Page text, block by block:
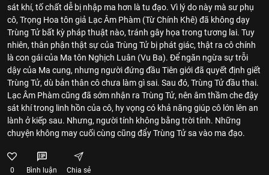
sát khí, tố chất dễ bị nhập ma hơn là tu đạo. Vì lý do này mà sư phụ
cô, Trọng Hoa tôn giả Lạc Âm Phàm (Từ Chính Khê) đã không dạy
Trùng Tử bất kỳ pháp thuật nào, tránh gây họa trong tương lai. Tuy
nhiên, thân phận thật sự của Trùng Tử bị phát giác, thật ra cô chính
là con gái của Ma tôn Nghịch Luân (Vu Ba). Để ngăn ngừa sự trỗi
dậy của Ma cung, nhưng người đứng đầu Tiên giới đã quyết định giết
Trùng Tử, dù bản thân cô chưa làm gì sai. Sau đó, Trùng Tử đầu thai.
Lạc Âm Phàm cũng đã sớm nhận ra Trùng Tử, nên âm thầm che đậy
sát khí trong linh hồn của cô, hy vọng có khả năng giúp cô lớn lên an
lành ở kiếp sau. Nhưng, người tính không bằng trời tính. Những
chuyện không may cuối cùng cũng đẩy Trùng Tử sa vào ma đạo.
0 Bình luận Chia sẻ